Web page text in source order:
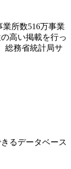
所数516万事業
高い掲載を行っ
総務省統計局サ
るデータベース